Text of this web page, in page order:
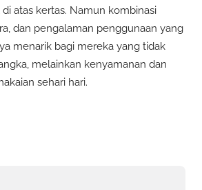
atas kertas. Namun kombinasi
dan pengalaman penggunaan yang
menarik bagi mereka yang tidak
melainkan kenyamanan dan
sehari hari.